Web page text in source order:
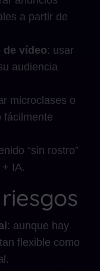
a partir de
de vídeo: usar
audiencia
microclases o
fácilmente
“sin rostro”
IA.
: aunque hay
flexible como